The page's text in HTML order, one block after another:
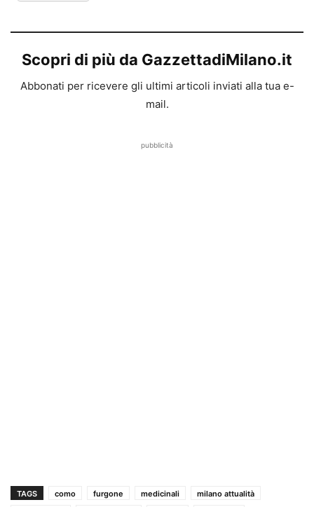
Scopri di più da GazzettadiMilano.it
Abbonati per ricevere gli ultimi articoli inviati alla tua e-
mail.
pubblicità
TAGS como furgone medicinali
milano attualità